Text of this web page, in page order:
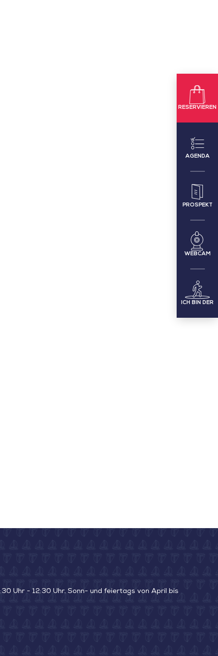
RESERVIEREN
AGENDA
PROSPEKT
WEBCAM
ICH BIN DER
Uhr - 12:30 Uhr. Sonn- und feiertags von April bis